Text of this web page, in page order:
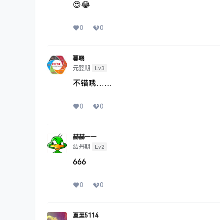
😍😂
0 0
暮晓
元婴期
Lv3
不错哦……
0 0
赫赫一一
结丹期
Lv2
666
0 0
夏至5114